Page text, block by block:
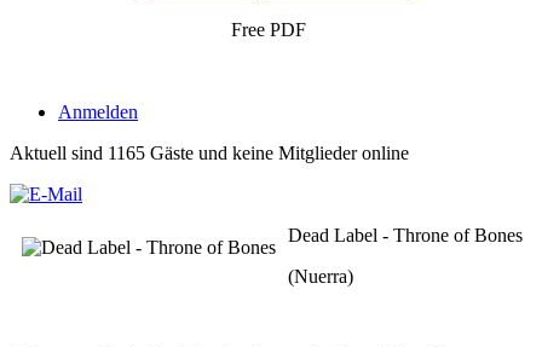
Free PDF
Anmelden
Aktuell sind 1165 Gäste und keine Mitglieder online
Dead Label - Throne of Bones
(Nuerra)